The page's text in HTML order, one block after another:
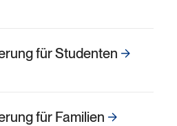
für Studenten
für Familien